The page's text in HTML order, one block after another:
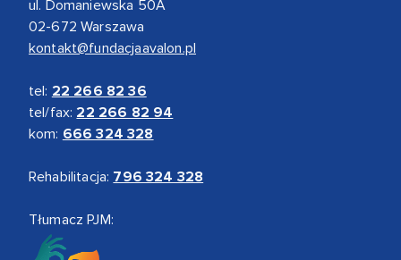
ul. Domaniewska 50A
02-672 Warszawa
kontakt@fundacjaavalon.pl
tel: 22 266 82 36
tel/fax: 22 266 82 94
kom: 666 324 328
Rehabilitacja: 796 324 328
Tłumacz PJM: